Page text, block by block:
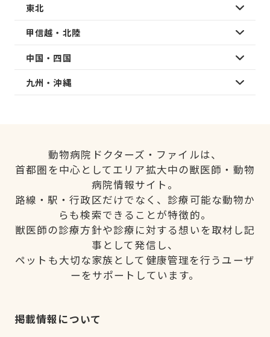
東北
甲信越・北陸
中国・四国
九州・沖縄
動物病院ドクターズ・ファイルは、
首都圏を中心としてエリア拡大中の獣医師・動物
病院情報サイト。
路線・駅・行政区だけでなく、診療可能な動物か
らも検索できることが特徴的。
獣医師の診療方針や診療に対する想いを取材し記
事として発信し、
ペットも大切な家族として健康管理を行うユーザ
ーをサポートしています。
掲載情報について